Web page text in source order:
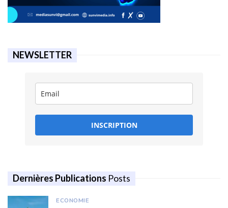
NEWSLETTER
INSCRIPTION
Dernières Publications Posts
ECONOMIE